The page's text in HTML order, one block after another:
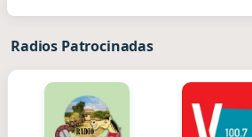
Radios Patrocinadas